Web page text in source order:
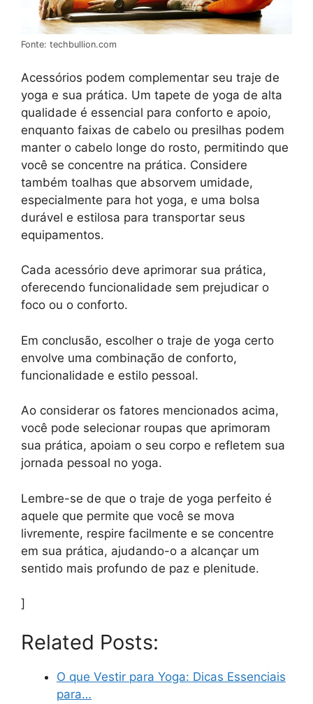
Fonte: techbullion.com
Acessórios podem complementar seu traje de
yoga e sua prática. Um tapete de yoga de alta
qualidade é essencial para conforto e apoio,
enquanto faixas de cabelo ou presilhas podem
manter o cabelo longe do rosto, permitindo que
você se concentre na prática. Considere
também toalhas que absorvem umidade,
especialmente para hot yoga, e uma bolsa
durável e estilosa para transportar seus
equipamentos.
Cada acessório deve aprimorar sua prática,
oferecendo funcionalidade sem prejudicar o
foco ou o conforto.
Em conclusão, escolher o traje de yoga certo
envolve uma combinação de conforto,
funcionalidade e estilo pessoal.
Ao considerar os fatores mencionados acima,
você pode selecionar roupas que aprimoram
sua prática, apoiam o seu corpo e refletem sua
jornada pessoal no yoga.
Lembre-se de que o traje de yoga perfeito é
aquele que permite que você se mova
livremente, respire facilmente e se concentre
em sua prática, ajudando-o a alcançar um
sentido mais profundo de paz e plenitude.
]
Related Posts:
O que Vestir para Yoga: Dicas Essenciais
para…